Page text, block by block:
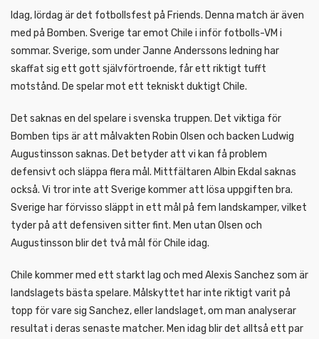
Idag, lördag är det fotbollsfest på Friends. Denna match är även
med på Bomben. Sverige tar emot Chile i inför fotbolls-VM i
sommar. Sverige, som under Janne Anderssons ledning har
skaffat sig ett gott självförtroende, får ett riktigt tufft
motstånd. De spelar mot ett tekniskt duktigt Chile.
Det saknas en del spelare i svenska truppen. Det viktiga för
Bomben tips är att målvakten Robin Olsen och backen Ludwig
Augustinsson saknas. Det betyder att vi kan få problem
defensivt och släppa flera mål. Mittfältaren Albin Ekdal saknas
också. Vi tror inte att Sverige kommer att lösa uppgiften bra.
Sverige har förvisso släppt in ett mål på fem landskamper, vilket
tyder på att defensiven sitter fint. Men utan Olsen och
Augustinsson blir det två mål för Chile idag.
Chile kommer med ett starkt lag och med Alexis Sanchez som är
landslagets bästa spelare. Målskyttet har inte riktigt varit på
topp för vare sig Sanchez, eller landslaget, om man analyserar
resultat i deras senaste matcher. Men idag blir det alltså ett par